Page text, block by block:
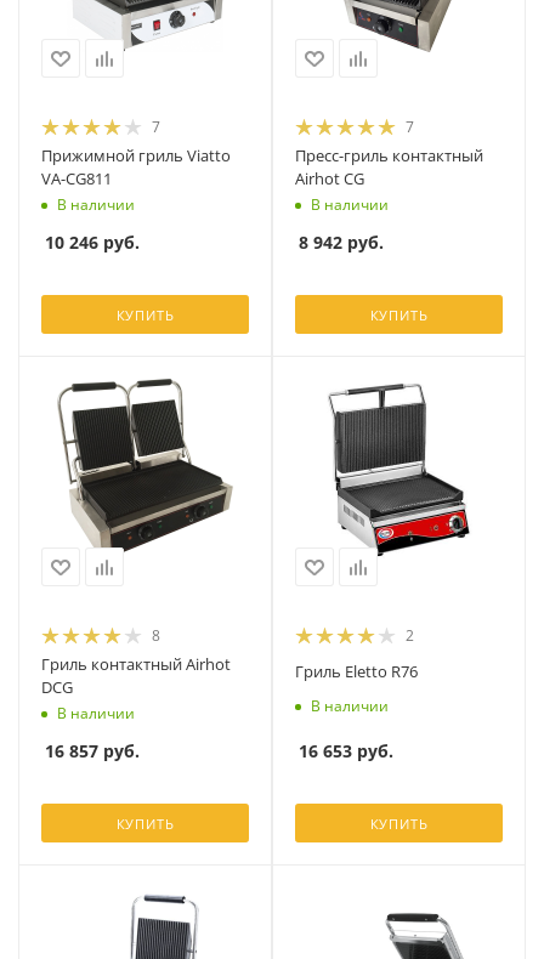
7
Прижимной гриль Viatto
VA-CG811
В наличии
10 246 руб.
КУПИТЬ
7
Пресс-гриль контактный
Airhot CG
В наличии
8 942 руб.
КУПИТЬ
8
Гриль контактный Airhot
DCG
В наличии
16 857 руб.
КУПИТЬ
2
Гриль Eletto R76
В наличии
16 653 руб.
КУПИТЬ